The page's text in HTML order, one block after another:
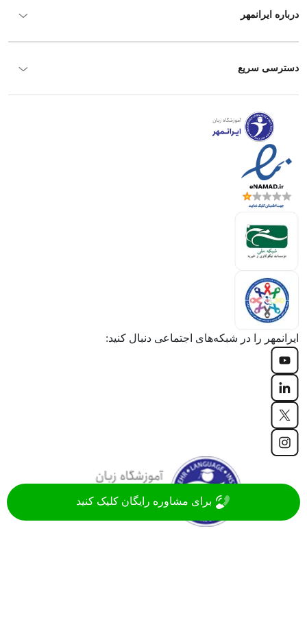
درباره ایرانمهر
دسترسی سریع
ایرانمهر را در شبکه‌های اجتماعی دنبال کنید:
برای مشاوره رایگان کلیک کنید